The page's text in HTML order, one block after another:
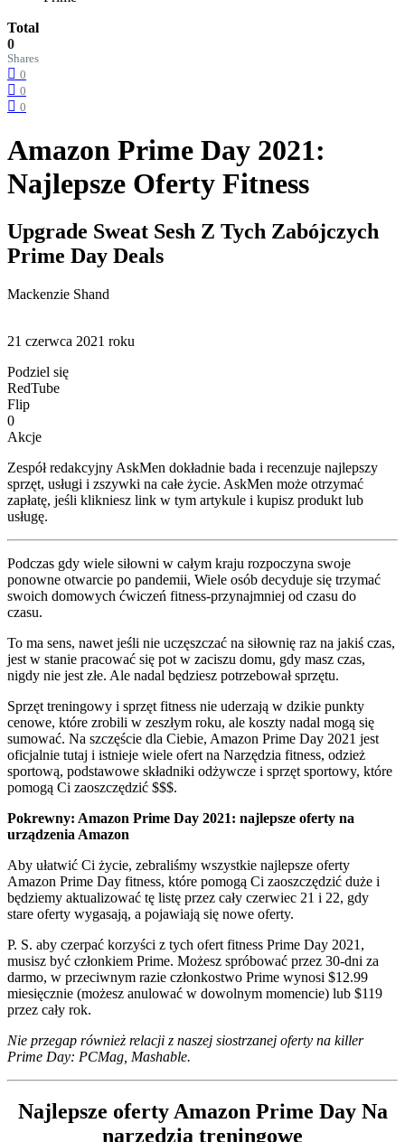
Total
0
Shares
0
0
0
Amazon Prime Day 2021:
Najlepsze Oferty Fitness
Upgrade Sweat Sesh Z Tych Zabójczych
Prime Day Deals
Mackenzie Shand
21 czerwca 2021 roku
Podziel się
RedTube
Flip
0
Akcje
Zespół redakcyjny AskMen dokładnie bada i recenzuje najlepszy
sprzęt, usługi i zszywki na całe życie. AskMen może otrzymać
zapłatę, jeśli klikniesz link w tym artykule i kupisz produkt lub
usługę.
Podczas gdy wiele siłowni w całym kraju rozpoczyna swoje
ponowne otwarcie po pandemii, Wiele osób decyduje się trzymać
swoich domowych ćwiczeń fitness-przynajmniej od czasu do
czasu.
To ma sens, nawet jeśli nie uczęszczać na siłownię raz na jakiś czas,
jest w stanie pracować się pot w zaciszu domu, gdy masz czas,
nigdy nie jest złe. Ale nadal będziesz potrzebował sprzętu.
Sprzęt treningowy i sprzęt fitness nie uderzają w dzikie punkty
cenowe, które zrobili w zeszłym roku, ale koszty nadal mogą się
sumować. Na szczęście dla Ciebie, Amazon Prime Day 2021 jest
oficjalnie tutaj i istnieje wiele ofert na Narzędzia fitness, odzież
sportową, podstawowe składniki odżywcze i sprzęt sportowy, które
pomogą Ci zaoszczędzić $$$.
Pokrewny: Amazon Prime Day 2021: najlepsze oferty na
urządzenia Amazon
Aby ułatwić Ci życie, zebraliśmy wszystkie najlepsze oferty
Amazon Prime Day fitness, które pomogą Ci zaoszczędzić duże i
będziemy aktualizować tę listę przez cały czerwiec 21 i 22, gdy
stare oferty wygasają, a pojawiają się nowe oferty.
P. S. aby czerpać korzyści z tych ofert fitness Prime Day 2021,
musisz być członkiem Prime. Możesz spróbować przez 30-dni za
darmo, w przeciwnym razie członkostwo Prime wynosi $12.99
miesięcznie (możesz anulować w dowolnym momencie) lub $119
przez cały rok.
Nie przegap również relacji z naszej siostrzanej oferty na killer
Prime Day: PCMag, Mashable.
Najlepsze oferty Amazon Prime Day Na
narzędzia treningowe